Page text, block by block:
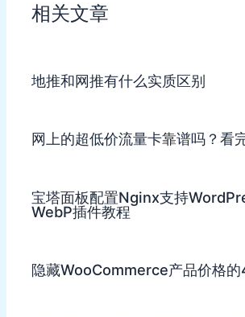
相关文章
地推和网推有什么实质区别
网上的超低价流量卡靠谱吗？看
宝塔面板配置Nginx支持
WebP插件教程
隐藏WooCommerce产品价格